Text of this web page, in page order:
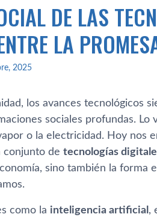
DE LAS
LA
2025
los avances tecnológicos
sociales profundas. Lo
o la electricidad. Hoy nos
conjunto de tecnologías
sino también la forma
como la inteligencia artificial ,